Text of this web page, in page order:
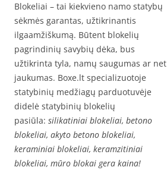
Blokeliai – tai kiekvieno namo statybų
sėkmės garantas, užtikrinantis
ilgaamžiškumą. Būtent blokelių
pagrindinių savybių dėka, bus
užtikrinta tyla, namų saugumas ar net
jaukumas. Boxe.lt specializuotoje
statybinių medžiagų parduotuvėje
didelė statybinių blokelių
pasiūla: silikatiniai blokeliai, betono
blokeliai, akyto betono blokeliai,
keraminiai blokeliai, keramzitiniai
blokeliai, mūro blokai gera kaina!